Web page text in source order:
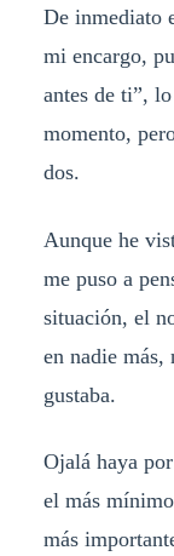
De inmediato
mi encargo,
antes de ti”,
momento,
dos.
Aunque he
me puso a
situación, el
en nadie más,
gustaba.
Ojalá haya
el más
más